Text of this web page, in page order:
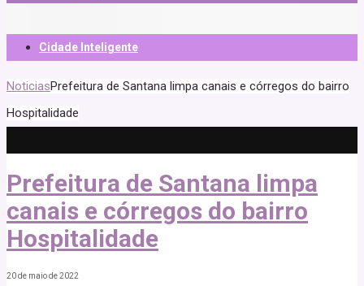
Cidade Inteligente
NoticiasPrefeitura de Santana limpa canais e córregos do bairro
Hospitalidade
Prefeitura de Santana limpa
canais e córregos do bairro
Hospitalidade
20 de maio de 2022